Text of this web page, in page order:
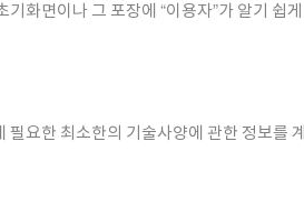
화면이나 그 포장에 “이용자”가 알기 쉽
요한 최소한의 기술사양에 관한 정보를